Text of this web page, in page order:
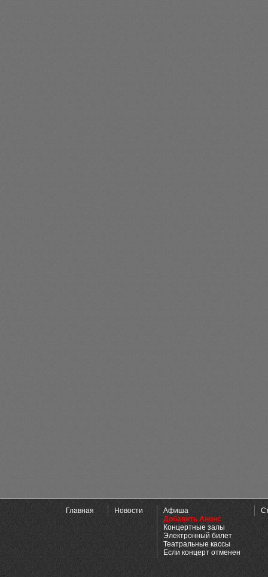
Главная Новости
Афиша
Добавить Анонс
Концертные залы
Электронный билет
Театральные кассы
Если концерт отменен